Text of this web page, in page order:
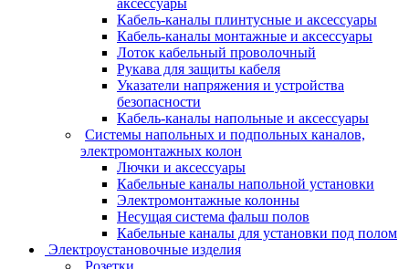
аксессуары
Кабель-каналы плинтусные и аксессуары
Кабель-каналы монтажные и аксессуары
Лоток кабельный проволочный
Рукава для защиты кабеля
Указатели напряжения и устройства
безопасности
Кабель-каналы напольные и аксессуары
Системы напольных и подпольных каналов,
электромонтажных колон
Лючки и аксессуары
Кабельные каналы напольной установки
Электромонтажные колонны
Несущая система фальш полов
Кабельные каналы для установки под полом
Электроустановочные изделия
Розетки